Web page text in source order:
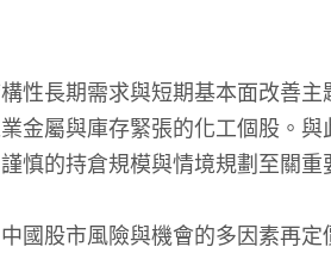
性長期需求與短期基本面改善
金屬與庫存緊張的化工個股。
慎的持倉規模與情境規劃至關重
國股市風險與機會的多因素再